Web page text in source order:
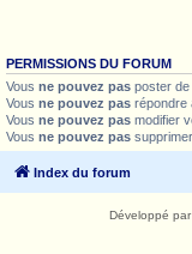
PERMISSIONS DU FORUM
Vous ne pouvez pas poster
Vous ne pouvez pas répondre
Vous ne pouvez pas modifier
Vous ne pouvez pas
Index du forum
Développé par